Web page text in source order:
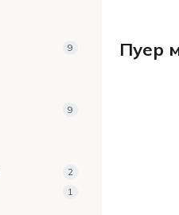
9
9
2
1
Пуер